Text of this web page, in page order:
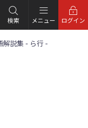
検索 メニュー ログイン
解説集 - ら行 -